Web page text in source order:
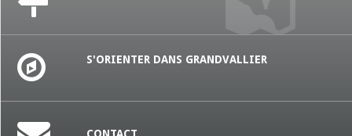
S'ORIENTER DANS GRANDVALLIER